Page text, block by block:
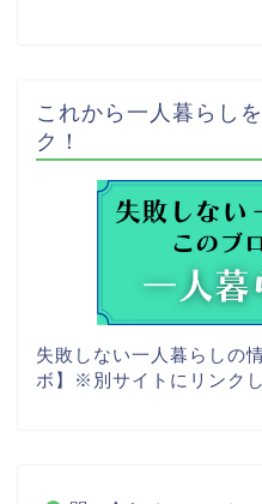
これから一人暮らし
ク！
失敗しない一人暮らしの
ボ】
※別サイトにリンクし